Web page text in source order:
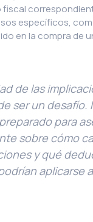
específicos,
en la compra de
de las
ser un desafío.
para
sobre cómo
y qué
aplicarse